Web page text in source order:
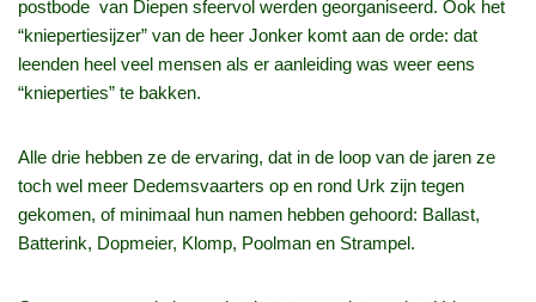
postbode van Diepen sfeervol werden georganiseerd. Ook het
“kniepertiesijzer” van de heer Jonker komt aan de orde: dat
leenden heel veel mensen als er aanleiding was weer eens
“knieperties” te bakken.
Alle drie hebben ze de ervaring, dat in de loop van de jaren ze
toch wel meer Dedemsvaarters op en rond Urk zijn tegen
gekomen, of minimaal hun namen hebben gehoord: Ballast,
Batterink, Dopmeier, Klomp, Poolman en Strampel.